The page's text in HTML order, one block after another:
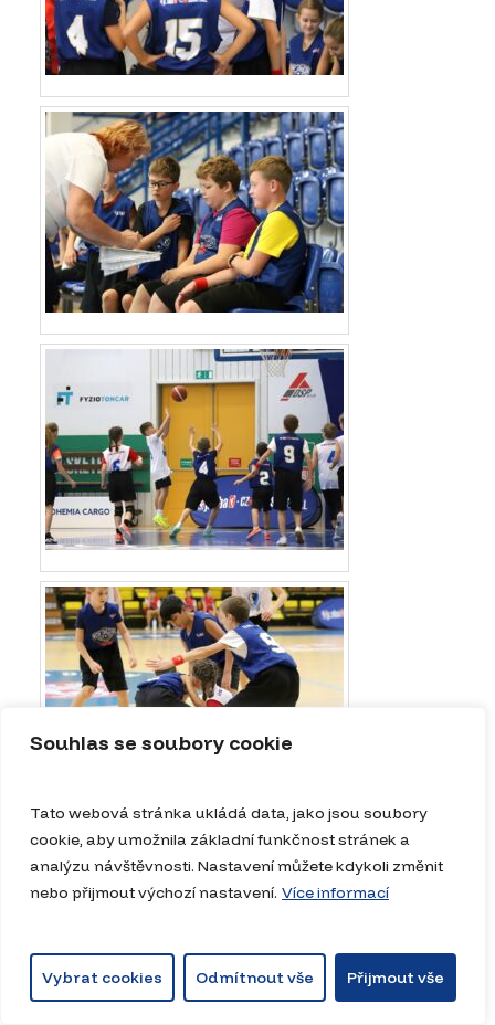
Souhlas se soubory cookie
Tato webová stránka ukládá data, jako jsou soubory
cookie, aby umožnila základní funkčnost stránek a
analýzu návštěvnosti. Nastavení můžete kdykoli změnit
nebo přijmout výchozí nastavení. Více informací
Vybrat cookies Odmítnout vše Přijmout vše